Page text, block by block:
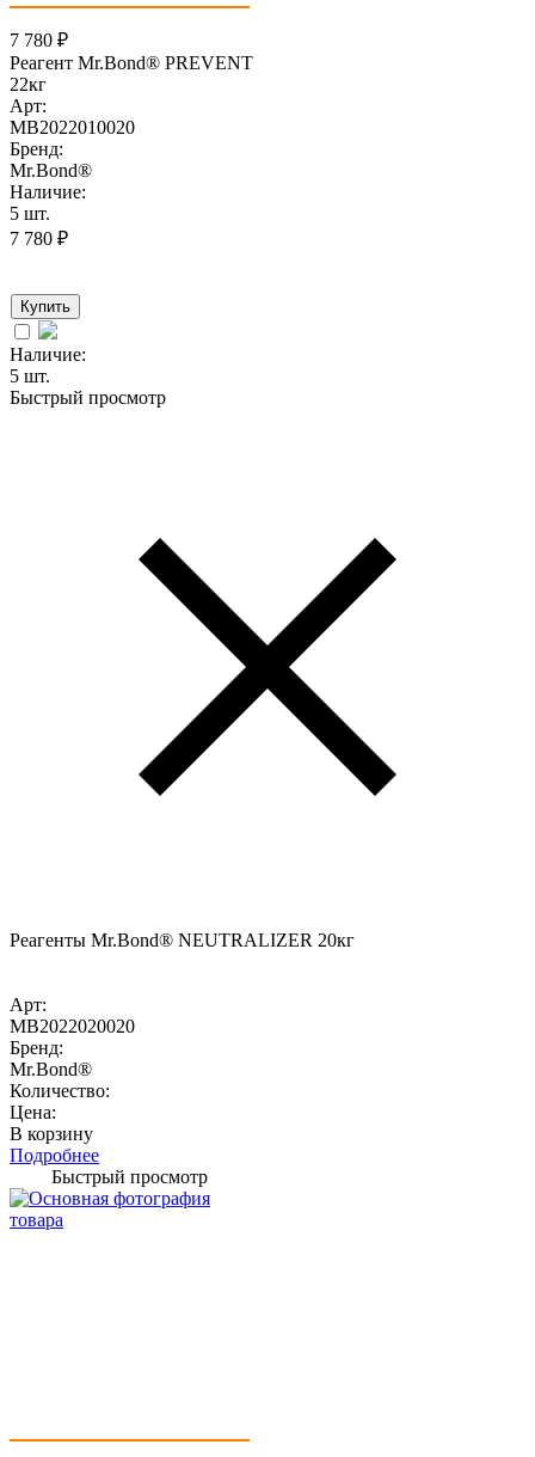
7 780 ₽
Реагент Mr.Bond® PREVENT
22кг
Арт:
MB2022010020
Бренд:
Mr.Bond®
Наличие:
5 шт.
7 780 ₽
Купить
Наличие:
5 шт.
Быстрый просмотр
Реагенты Mr.Bond® NEUTRALIZER 20кг
Арт:
MB2022020020
Бренд:
Mr.Bond®
Количество:
Цена:
В корзину
Подробнее
Быстрый просмотр